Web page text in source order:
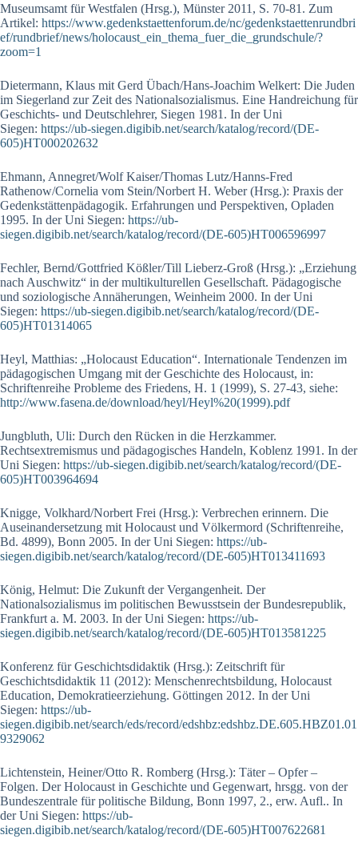
Museumsamt für Westfalen (Hrsg.), Münster 2011, S. 70-81. Zum
Artikel: https://www.gedenkstaettenforum.de/nc/gedenkstaettenrundbri
ef/rundbrief/news/holocaust_ein_thema_fuer_die_grundschule/?
zoom=1
Dietermann, Klaus mit Gerd Übach/Hans-Joachim Welkert: Die Juden
im Siegerland zur Zeit des Nationalsozialismus. Eine Handreichung für
Geschichts- und Deutschlehrer, Siegen 1981. In der Uni
Siegen: https://ub-siegen.digibib.net/search/katalog/record/(DE-
605)HT000202632
Ehmann, Annegret/Wolf Kaiser/Thomas Lutz/Hanns-Fred
Rathenow/Cornelia vom Stein/Norbert H. Weber (Hrsg.): Praxis der
Gedenkstättenpädagogik. Erfahrungen und Perspektiven, Opladen
1995. In der Uni Siegen: https://ub-
siegen.digibib.net/search/katalog/record/(DE-605)HT006596997
Fechler, Bernd/Gottfried Kößler/Till Lieberz-Groß (Hrsg.): „Erziehung
nach Auschwitz“ in der multikulturellen Gesellschaft. Pädagogische
und soziologische Annäherungen, Weinheim 2000. In der Uni
Siegen: https://ub-siegen.digibib.net/search/katalog/record/(DE-
605)HT01314065
Heyl, Matthias: „Holocaust Education“. Internationale Tendenzen im
pädagogischen Umgang mit der Geschichte des Holocaust, in:
Schriftenreihe Probleme des Friedens, H. 1 (1999), S. 27-43, siehe:
http://www.fasena.de/download/heyl/Heyl%20(1999).pdf
Jungbluth, Uli: Durch den Rücken in die Herzkammer.
Rechtsextremismus und pädagogisches Handeln, Koblenz 1991. In der
Uni Siegen: https://ub-siegen.digibib.net/search/katalog/record/(DE-
605)HT003964694
Knigge, Volkhard/Norbert Frei (Hrsg.): Verbrechen erinnern. Die
Auseinandersetzung mit Holocaust und Völkermord (Schriftenreihe,
Bd. 4899), Bonn 2005. In der Uni Siegen: https://ub-
siegen.digibib.net/search/katalog/record/(DE-605)HT013411693
König, Helmut: Die Zukunft der Vergangenheit. Der
Nationalsozialismus im politischen Bewusstsein der Bundesrepublik,
Frankfurt a. M. 2003. In der Uni Siegen: https://ub-
siegen.digibib.net/search/katalog/record/(DE-605)HT013581225
Konferenz für Geschichtsdidaktik (Hrsg.): Zeitschrift für
Geschichtsdidaktik 11 (2012): Menschenrechtsbildung, Holocaust
Education, Demokratieerziehung. Göttingen 2012. In der Uni
Siegen: https://ub-
siegen.digibib.net/search/eds/record/edshbz:edshbz.DE.605.HBZ01.01
9329062
Lichtenstein, Heiner/Otto R. Romberg (Hrsg.): Täter – Opfer –
Folgen. Der Holocaust in Geschichte und Gegenwart, hrsgg. von der
Bundeszentrale für politische Bildung, Bonn 1997, 2., erw. Aufl.. In
der Uni Siegen: https://ub-
siegen.digibib.net/search/katalog/record/(DE-605)HT007622681